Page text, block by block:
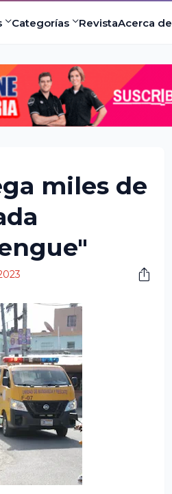
Categorías RevistaAcerca de
miles de